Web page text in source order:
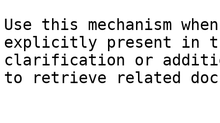
Use this mechanism
explicitly present in
clarification or